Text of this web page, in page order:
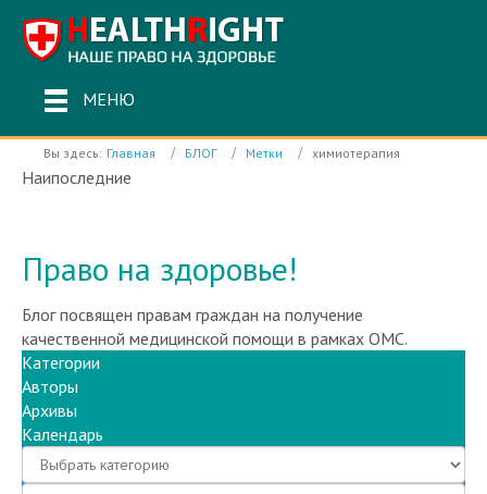
МЕНЮ
Вы здесь: Главная БЛОГ Метки химиотерапия
Наипоследние
Право на здоровье!
Блог посвящен правам граждан на получение
качественной медицинской помощи в рамках ОМС.
Категории
Авторы
Архивы
Календарь